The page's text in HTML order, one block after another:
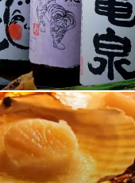
題プランも大好評で
にご堪能ください！
こだわる土地の厳選地